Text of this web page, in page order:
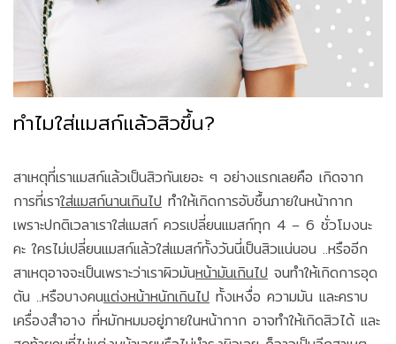
ทำไมใส่แมสก์แล้วสิวขึ้น?
สาเหตุที่เราแมสก์แล้วเป็นสิวกันเยอะ ๆ อย่างแรกเลยคือ เกิดจาก
การที่เราใส่แมสก์นานเกินไป ทำให้เกิดการอับชื้นภายในหน้ากาก
เพราะปกติเวลาเราใส่แมสก์ ควรเปลี่ยนแมสก์ทุก 4 – 6 ชั่วโมงนะ
คะ ใครไม่เปลี่ยนแมสก์แล้วใส่แมสก์ทั้งวันนี่เป็นสิวแน่นอน ..หรืออีก
สาเหตุอาจจะเป็นเพราะว่าเราผิวมันหน้ามันเกินไป จนทำให้เกิดการอุด
ตัน ..หรือบางคนแต่งหน้าหนักเกินไป ทั้งเหงื่อ ความมัน และคราบ
เครื่องสำอาง ที่หมักหมมอยู่ภายในหน้ากาก อาจทำให้เกิดสิวได้ และ